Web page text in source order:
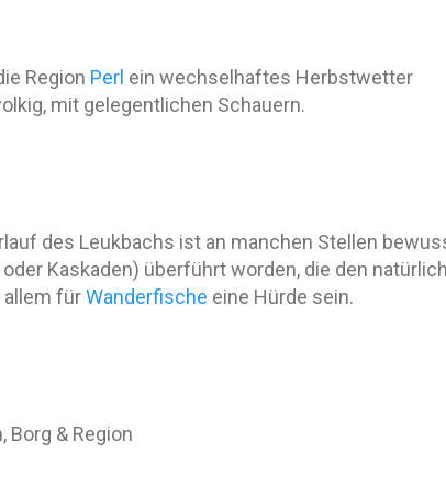
Region Perl ein wechselhaftes Herbstwetter
mit gelegentlichen Schauern.
des Leukbachs ist an manchen Stellen
Kaskaden) überführt worden, die den
allem fürWanderfische eine Hürde sein.
Borg & Region